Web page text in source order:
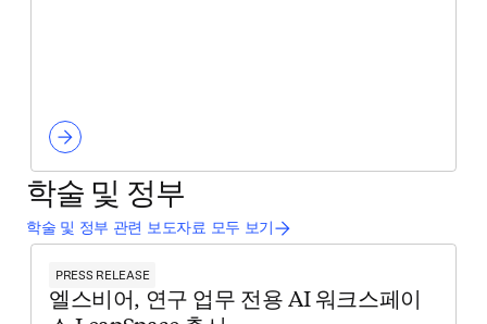
학술 및 정부
학술 및 정부 관련 보도자료 모두 보기
PRESS RELEASE
엘스비어, 연구 업무 전용 AI 워크스페이